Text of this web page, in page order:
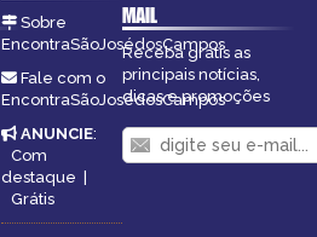
Sobre
EncontraSãoJosédosCampos
Fale com o
EncontraSãoJosédosCampos
ANUNCIE:
Com
destaque |
Grátis
MAIL
Receba grátis as
principais notícias,
dicas e promoções